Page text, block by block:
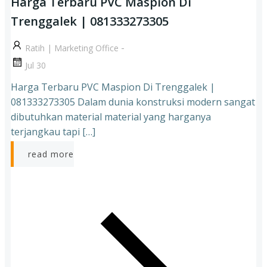
Trenggalek | 081333273305
Ratih | Marketing Office -
Jul 30
Harga Terbaru PVC Maspion Di Trenggalek |
081333273305 Dalam dunia konstruksi modern sangat
dibutuhkan material material yang harganya
terjangkau tapi […]
read more